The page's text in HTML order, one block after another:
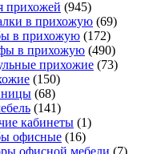
прихожей (945)
в прихожую (69)
в прихожую (172)
в прихожую (490)
прихожие (73)
(150)
(68)
(141)
кабинеты (1)
офисные (16)